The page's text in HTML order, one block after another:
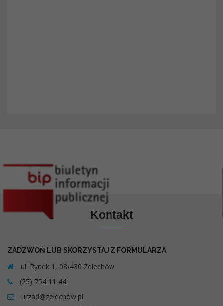
Kontakt
ZADZWOŃ LUB SKORZYSTAJ Z FORMULARZA
ul. Rynek 1, 08-430 Żelechów
(25) 754 11 44
urzad@zelechow.pl